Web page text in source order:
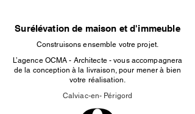
Surélévation de maison et d'immeuble
Construisons ensemble votre projet.
L’agence OCMA - Architecte - vous accompagnera
de la conception à la livraison, pour mener à bien
votre réalisation.
Calviac-en- Périgord